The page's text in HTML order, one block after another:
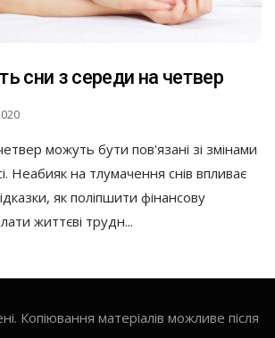
сни з середи на четвер
можуть бути пов'язані зі змінами
Неабияк на тлумачення снів впливає
як поліпшити фінансову
життєві трудн...
Копіювання матеріалів можливе після